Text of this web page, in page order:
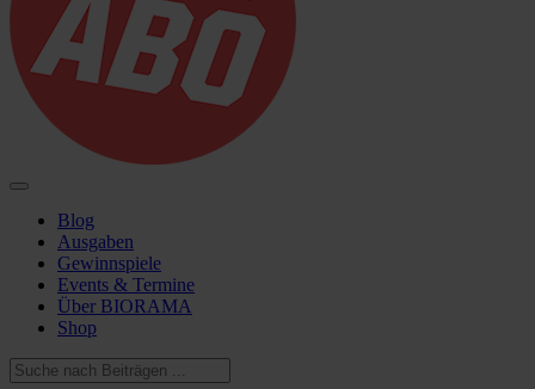
Blog
Ausgaben
Gewinnspiele
Events & Termine
Über BIORAMA
Shop